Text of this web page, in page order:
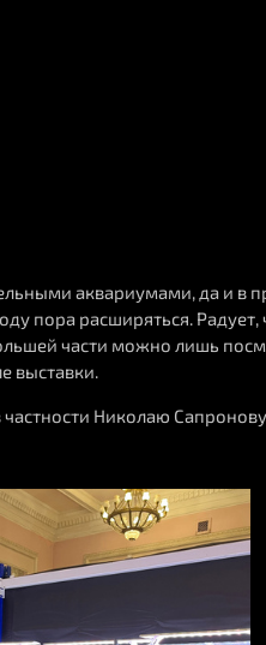
аквариумами, да и в
расширяться. Радует,
части можно лишь
выставки.
Николаю